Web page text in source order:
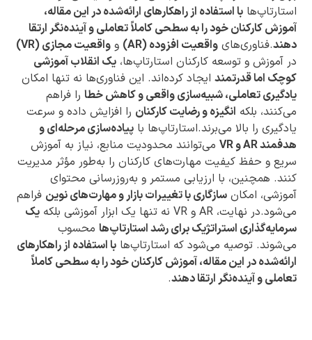
استارتاپ‌ها با استفاده از راهکارهای ارائه‌شده در این مقاله،
آموزش کارکنان خود را به سطحی کاملاً تعاملی و آینده‌نگر ارتقا
دهند.فناوری‌های واقعیت افزوده (AR) و واقعیت مجازی (VR)
در آموزش و توسعه کارکنان استارتاپ‌ها، یک انقلاب آموزشی
کوچک اما قدرتمند ایجاد کرده‌اند. این فناوری‌ها نه تنها امکان
یادگیری تعاملی، شبیه‌سازی واقعی و کاهش خطا را فراهم
می‌کنند، بلکه انگیزه و رضایت کارکنان را افزایش داده و سرعت
یادگیری را بالا می‌برند.استارتاپ‌ها با پیاده‌سازی مرحله‌ای و
هدفمند AR و VR
می‌توانند محدودیت منابع، نیاز به آموزش
سریع و حفظ کیفیت مهارت‌های کارکنان را به‌طور مؤثر مدیریت
کنند. همچنین، با ارزیابی مستمر و به‌روزرسانی محتوای
آموزشی، امکان سازگاری با تغییرات بازار و مهارت‌های نوین فراهم
می‌شود.در نهایت، AR و VR نه تنها یک ابزار آموزشی بلکه
یک
سرمایه‌گذاری استراتژیک برای رشد استارتاپ‌ها محسوب
می‌شوند. توصیه می‌شود که استارتاپ‌ها با استفاده از راهکارهای
ارائه‌شده در این مقاله، آموزش کارکنان خود را به سطحی کاملاً
تعاملی و آینده‌نگر ارتقا دهند.